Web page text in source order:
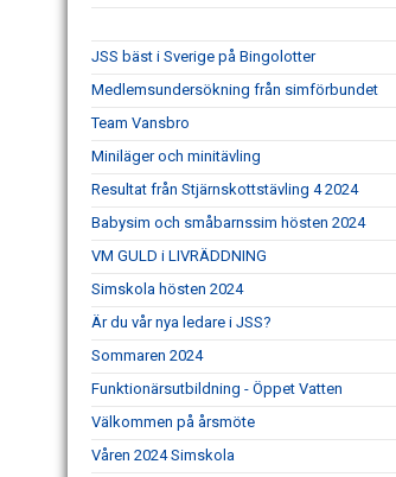
JSS bäst i Sverige på Bingolotter
Medlemsundersökning från simförbundet
Team Vansbro
Miniläger och minitävling
Resultat från Stjärnskottstävling 4 2024
Babysim och småbarnssim hösten 2024
VM GULD i LIVRÄDDNING
Simskola hösten 2024
Är du vår nya ledare i JSS?
Sommaren 2024
Funktionärsutbildning - Öppet Vatten
Välkommen på årsmöte
Våren 2024 Simskola